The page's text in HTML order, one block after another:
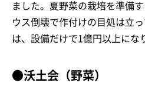
ました。夏野菜の栽培を準備
ウス倒壊で作付けの目処は立
は、設備だけで1億円以上にな
●沃土会（野菜）